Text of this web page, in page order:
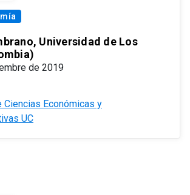
Universidad de Los
de 2019
Ciencias Económicas y
UC